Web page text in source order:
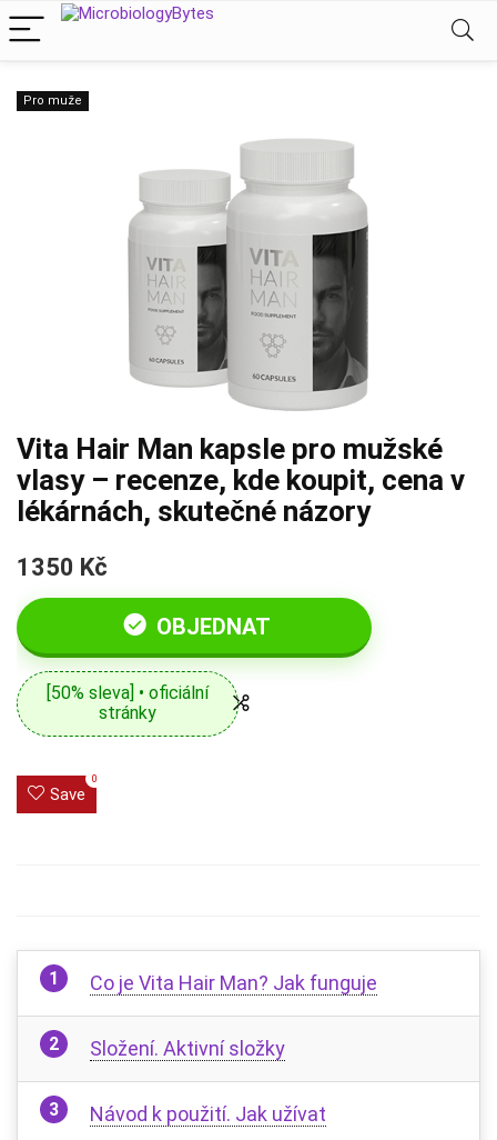
Pro muže
Vita Hair Man kapsle pro mužské
vlasy – recenze, kde koupit, cena v
lékárnách, skutečné názory
1350 Kč
OBJEDNAT
[50% sleva] • oficiální
stránky
Save
0
Co je Vita Hair Man? Jak funguje
Složení. Aktivní složky
Návod k použití. Jak užívat